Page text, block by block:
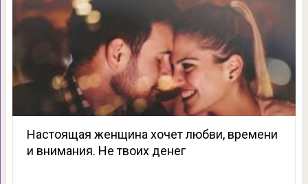
Настоящая женщина хочет любви, времени
и внимания. Не твоих денег